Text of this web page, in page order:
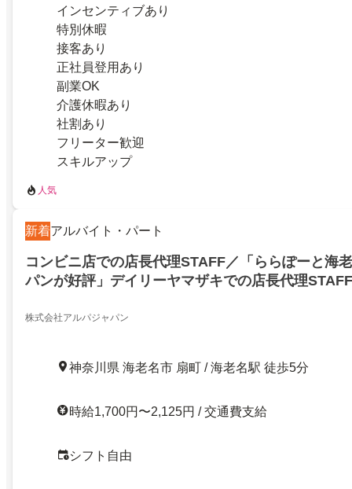
インセンティブあり
特別休暇
接客あり
正社員登用あり
副業OK
介護休暇あり
社割あり
フリーター歓迎
スキルアップ
人気
新着アルバイト・パート
コンビニ店での店長代理STAFF／「ららぽーと海
パンが好評」デイリーヤマザキでの店長代理STAFF
株式会社アルパジャパン
神奈川県 海老名市 扇町 / 海老名駅 徒歩5分
時給1,700円〜2,125円 / 交通費支給
シフト自由